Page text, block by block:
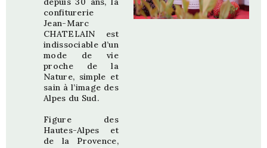
confiturerie
Jean-Marc
CHATELAIN est
indissociable d’un
mode de vie
proche de la
Nature, simple et
sain à l’image des
Alpes du Sud.
Figure des
Hautes-Alpes et
de la Provence,